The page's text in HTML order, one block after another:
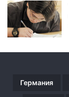
и
в
а
е
Германия